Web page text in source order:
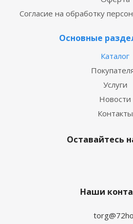
Согласие на обработку
Основные
Каталог
Услуги
Новости
Контакты
Оставайтесь
Наши